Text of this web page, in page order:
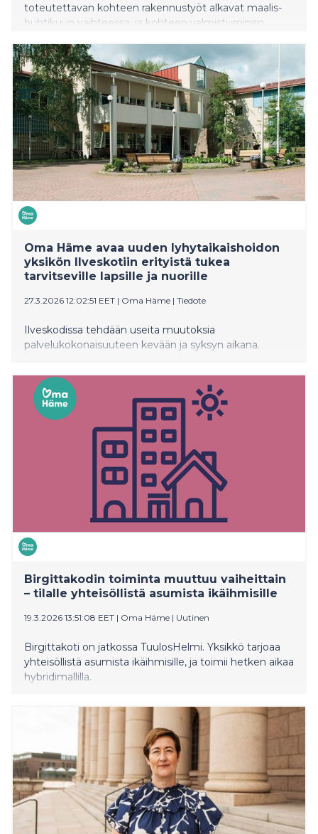
toteutettavan kohteen rakennustyöt alkavat maalis-
huhtikuun vaihteessa, ja kohteen valmistuminen
vastaa Rakennusliike Lapti Oy ja kohteen omistajana
toimii Northern Horizonin hallinnoima rahasto.
Oma Häme avaa uuden lyhytaikaishoidon
yksikön Ilveskotiin erityistä tukea
tarvitseville lapsille ja nuorille
27.3.2026 12:02:51 EET | Oma Häme | Tiedote
Ilveskodissa tehdään useita muutoksia
palvelukokonaisuuteen kevään ja syksyn aikana.
Birgittakodin toiminta muuttuu vaiheittain
– tilalle yhteisöllistä asumista ikäihmisille
19.3.2026 13:51:08 EET | Oma Häme | Uutinen
Birgittakoti on jatkossa TuulosHelmi. Yksikkö tarjoaa
yhteisöllistä asumista ikäihmisille, ja toimii hetken aikaa
hybridimallilla.